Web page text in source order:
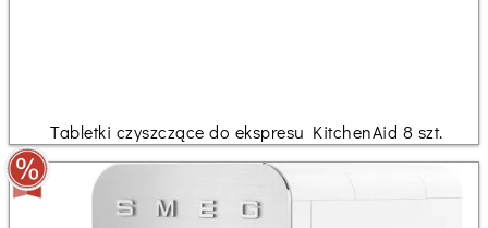
Tabletki czyszczące do ekspresu KitchenAid 8 szt.